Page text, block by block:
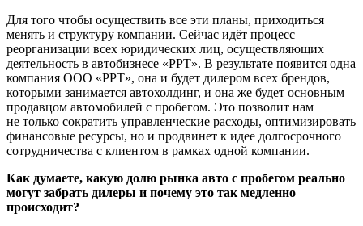
Для того чтобы осуществить все эти планы, приходиться
менять и структуру компании. Сейчас идёт процесс
реорганизации всех юридических лиц, осуществляющих
деятельность в автобизнесе «РРТ». В результате появится одна
компания ООО «РРТ», она и будет дилером всех брендов,
которыми занимается автохолдинг, и она же будет основным
продавцом автомобилей с пробегом. Это позволит нам
не только сократить управленческие расходы, оптимизировать
финансовые ресурсы, но и продвинет к идее долгосрочного
сотрудничества с клиентом в рамках одной компании.
Как думаете, какую долю рынка авто с пробегом реально
могут забрать дилеры и почему это так медленно
происходит?